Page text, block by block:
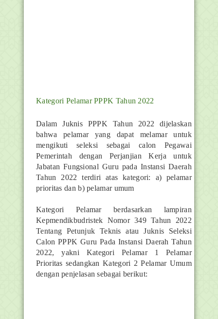
Kategori Pelamar PPPK Tahun 2022
Dalam Juknis PPPK Tahun 2022 dijelaskan
bahwa pelamar yang dapat melamar untuk
mengikuti seleksi sebagai calon Pegawai
Pemerintah dengan Perjanjian Kerja untuk
Jabatan Fungsional Guru pada Instansi Daerah
Tahun 2022 terdiri atas kategori: a) pelamar
prioritas dan b) pelamar umum
Kategori Pelamar berdasarkan lampiran
Kepmendikbudristek Nomor 349 Tahun 2022
Tentang Petunjuk Teknis atau Juknis Seleksi
Calon PPPK Guru Pada Instansi Daerah Tahun
2022, yakni Kategori Pelamar 1 Pelamar
Prioritas sedangkan Kategori 2 Pelamar Umum
dengan penjelasan sebagai berikut: